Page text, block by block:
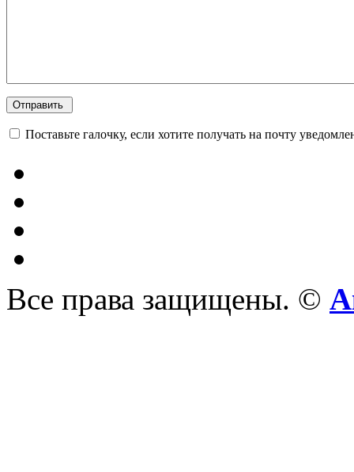
Поставьте галочку, если хотите получать на почту
Все права защищены. ©